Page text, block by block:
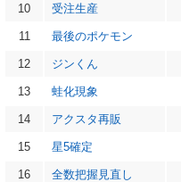
10 受注生産
11 最後のポケモン
12 ジンくん
13 蛙化現象
14 アクスタ再販
15 星5確定
16 全数把握見直し